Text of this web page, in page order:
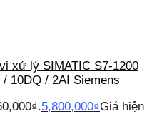
xử lý SIMATIC S7-1200
10DQ / 2AI Siemens
5,800,000₫Giá hiện